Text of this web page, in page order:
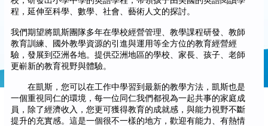
程，延伸至科學、數學、社會、藝術人文的探討。
我們期望將凱斯團隊多年在學校經營管理、教學課程研發、教師
教育訓練、國外教學資源的引進與運用等全方位的教育經營經
驗，發展到亞洲各地。提供亞洲地區的學校、家長、孩子、老師
更嶄新的教育視野與體驗。
在凱斯，您可以在工作中學習到最新的教學方法，凱斯也是
一個重視同仁的環境，每一位同仁我們都視為一起共事的家庭成
員，除了經濟收入，您更可獲得教育的成就感，與能力視野不斷
提升的充實感。這是一個很不一樣的地方，歡迎有能力、有熱情